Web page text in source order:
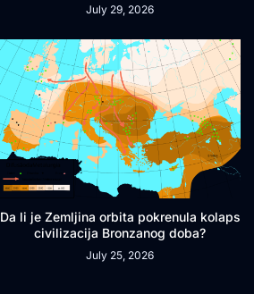
July 29, 2026
Da li je Zemljina orbita pokrenula kolaps
civilizacija Bronzanog doba?
July 25, 2026